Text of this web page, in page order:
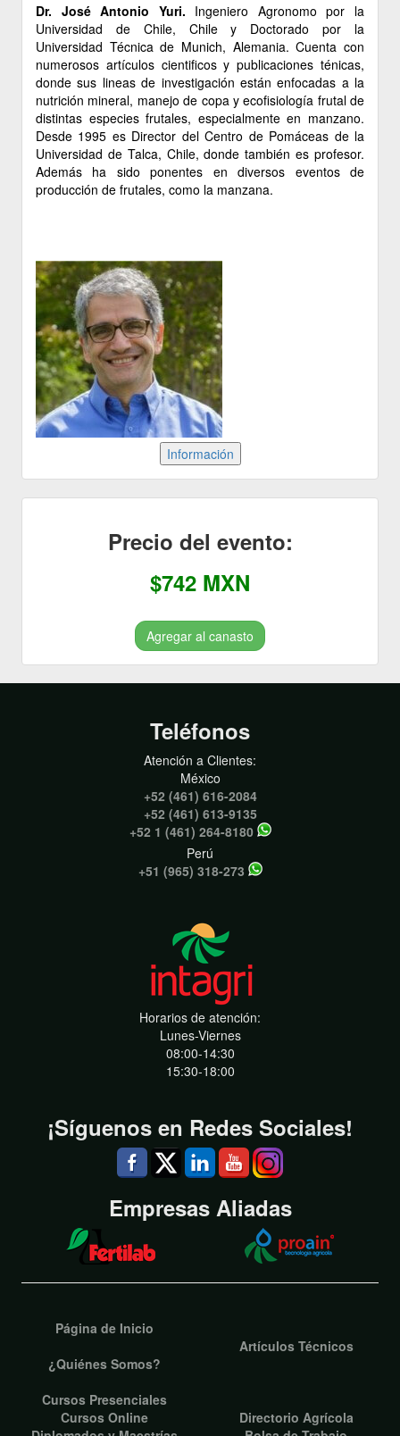
Dr. José Antonio Yuri. Ingeniero Agronomo por la
Universidad de Chile, Chile y Doctorado por la
Universidad Técnica de Munich, Alemania. Cuenta con
numerosos artículos cientificos y publicaciones ténicas,
donde sus lineas de investigación están enfocadas a la
nutrición mineral, manejo de copa y ecofisiología frutal de
distintas especies frutales, especialmente en manzano.
Desde 1995 es Director del Centro de Pomáceas de la
Universidad de Talca, Chile, donde también es profesor.
Además ha sido ponentes en diversos eventos de
producción de frutales, como la manzana.
Precio del evento:
$742 MXN
Agregar al canasto
Teléfonos
Atención a Clientes:
México
+52 (461) 616-2084
+52 (461) 613-9135
+52 1 (461) 264-8180
Perú
+51 (965) 318-273
Horarios de atención:
Lunes-Viernes
08:00-14:30
15:30-18:00
¡Síguenos en Redes Sociales!
Empresas Aliadas
Página de Inicio
¿Quiénes Somos?
Artículos Técnicos
Cursos Presenciales
Cursos Online
Directorio Agrícola